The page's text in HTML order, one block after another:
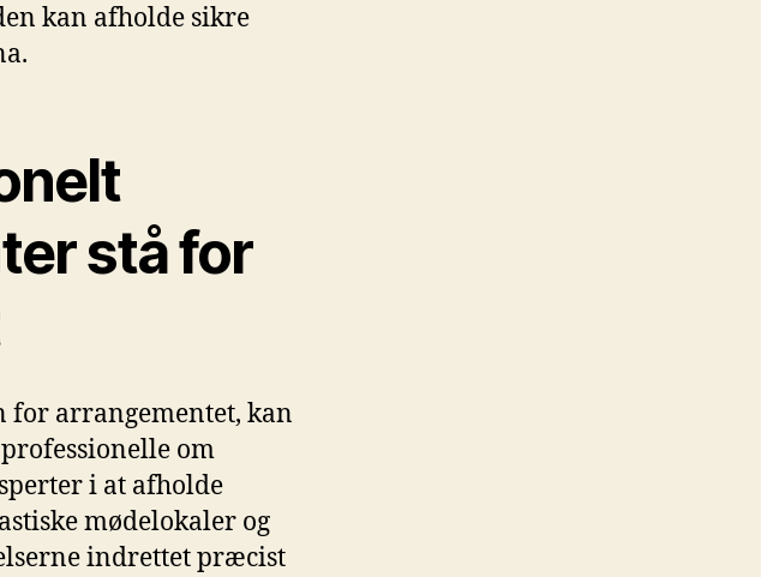
kan afholde sikre
stå for
arrangementet, kan
om
i at afholde
mødelokaler og
indrettet præcist